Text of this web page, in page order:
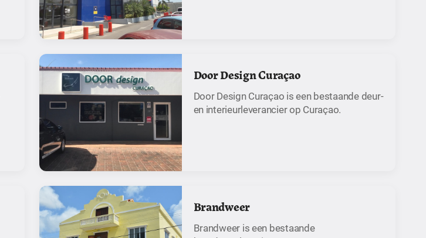
Door Design Curaçao
Door Design Curaçao is een bestaande deur-
en interieurleverancier op Curaçao.
Brandweer
Brandweer is een bestaande